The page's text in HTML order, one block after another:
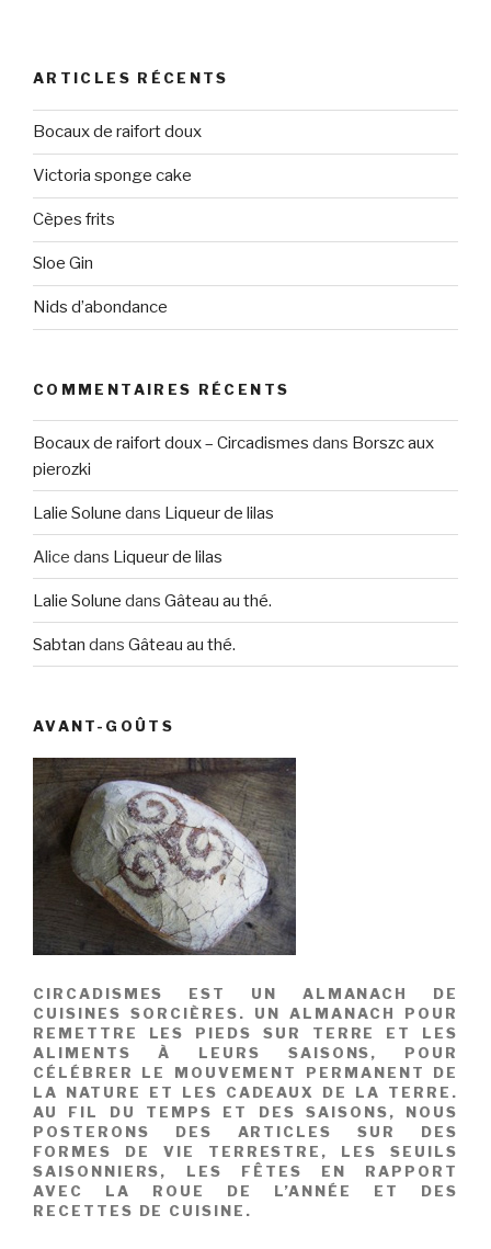
ARTICLES RÉCENTS
Bocaux de raifort doux
Victoria sponge cake
Cèpes frits
Sloe Gin
Nids d’abondance
COMMENTAIRES RÉCENTS
Bocaux de raifort doux – Circadismes dans Borszc aux
pierozki
Lalie Solune dans Liqueur de lilas
Alice dans Liqueur de lilas
Lalie Solune dans Gâteau au thé.
Sabtan dans Gâteau au thé.
AVANT-GOÛTS
CIRCADISMES EST UN ALMANACH DE
CUISINES SORCIÈRES. UN ALMANACH POUR
REMETTRE LES PIEDS SUR TERRE ET LES
ALIMENTS À LEURS SAISONS, POUR
CÉLÉBRER LE MOUVEMENT PERMANENT DE
LA NATURE ET LES CADEAUX DE LA TERRE.
AU FIL DU TEMPS ET DES SAISONS, NOUS
POSTERONS DES ARTICLES SUR DES
FORMES DE VIE TERRESTRE, LES SEUILS
SAISONNIERS, LES FÊTES EN RAPPORT
AVEC LA ROUE DE L’ANNÉE ET DES
RECETTES DE CUISINE.